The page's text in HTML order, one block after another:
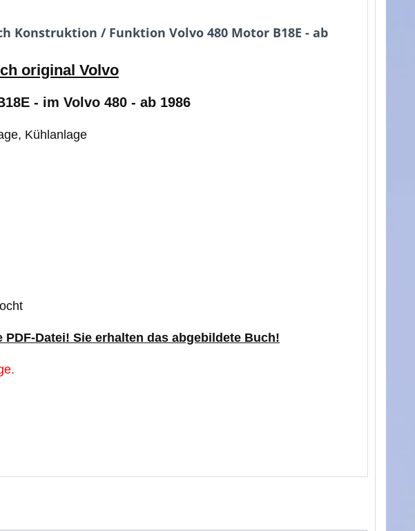
/ Funktion Volvo 480 Motor B18E - ab
original Volvo
- im Volvo 480 - ab 1986
Kühlanlage
Datei! Sie erhalten das abgebildete Buch!